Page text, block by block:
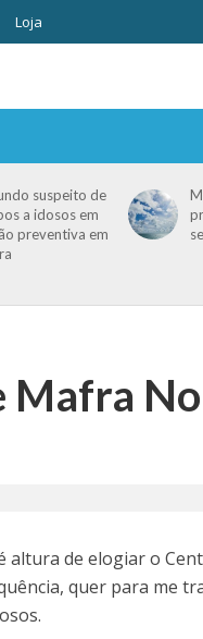
Loja
suspeito de
a idosos em
preventiva em
Mafra
altura de elogiar o
quer para me